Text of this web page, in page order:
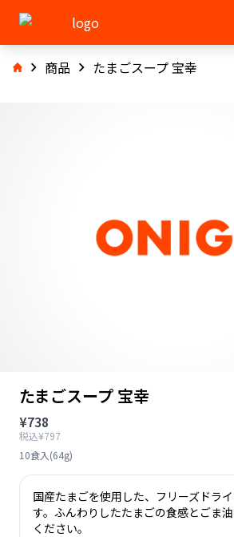
商品 たまごスープ 宝幸
たまごスープ 宝幸
¥738
税込¥797
10食入(64g)
国産たまごを使用した、フリーズドラ
す。ふんわりしたたまごの食感とごま
ください。